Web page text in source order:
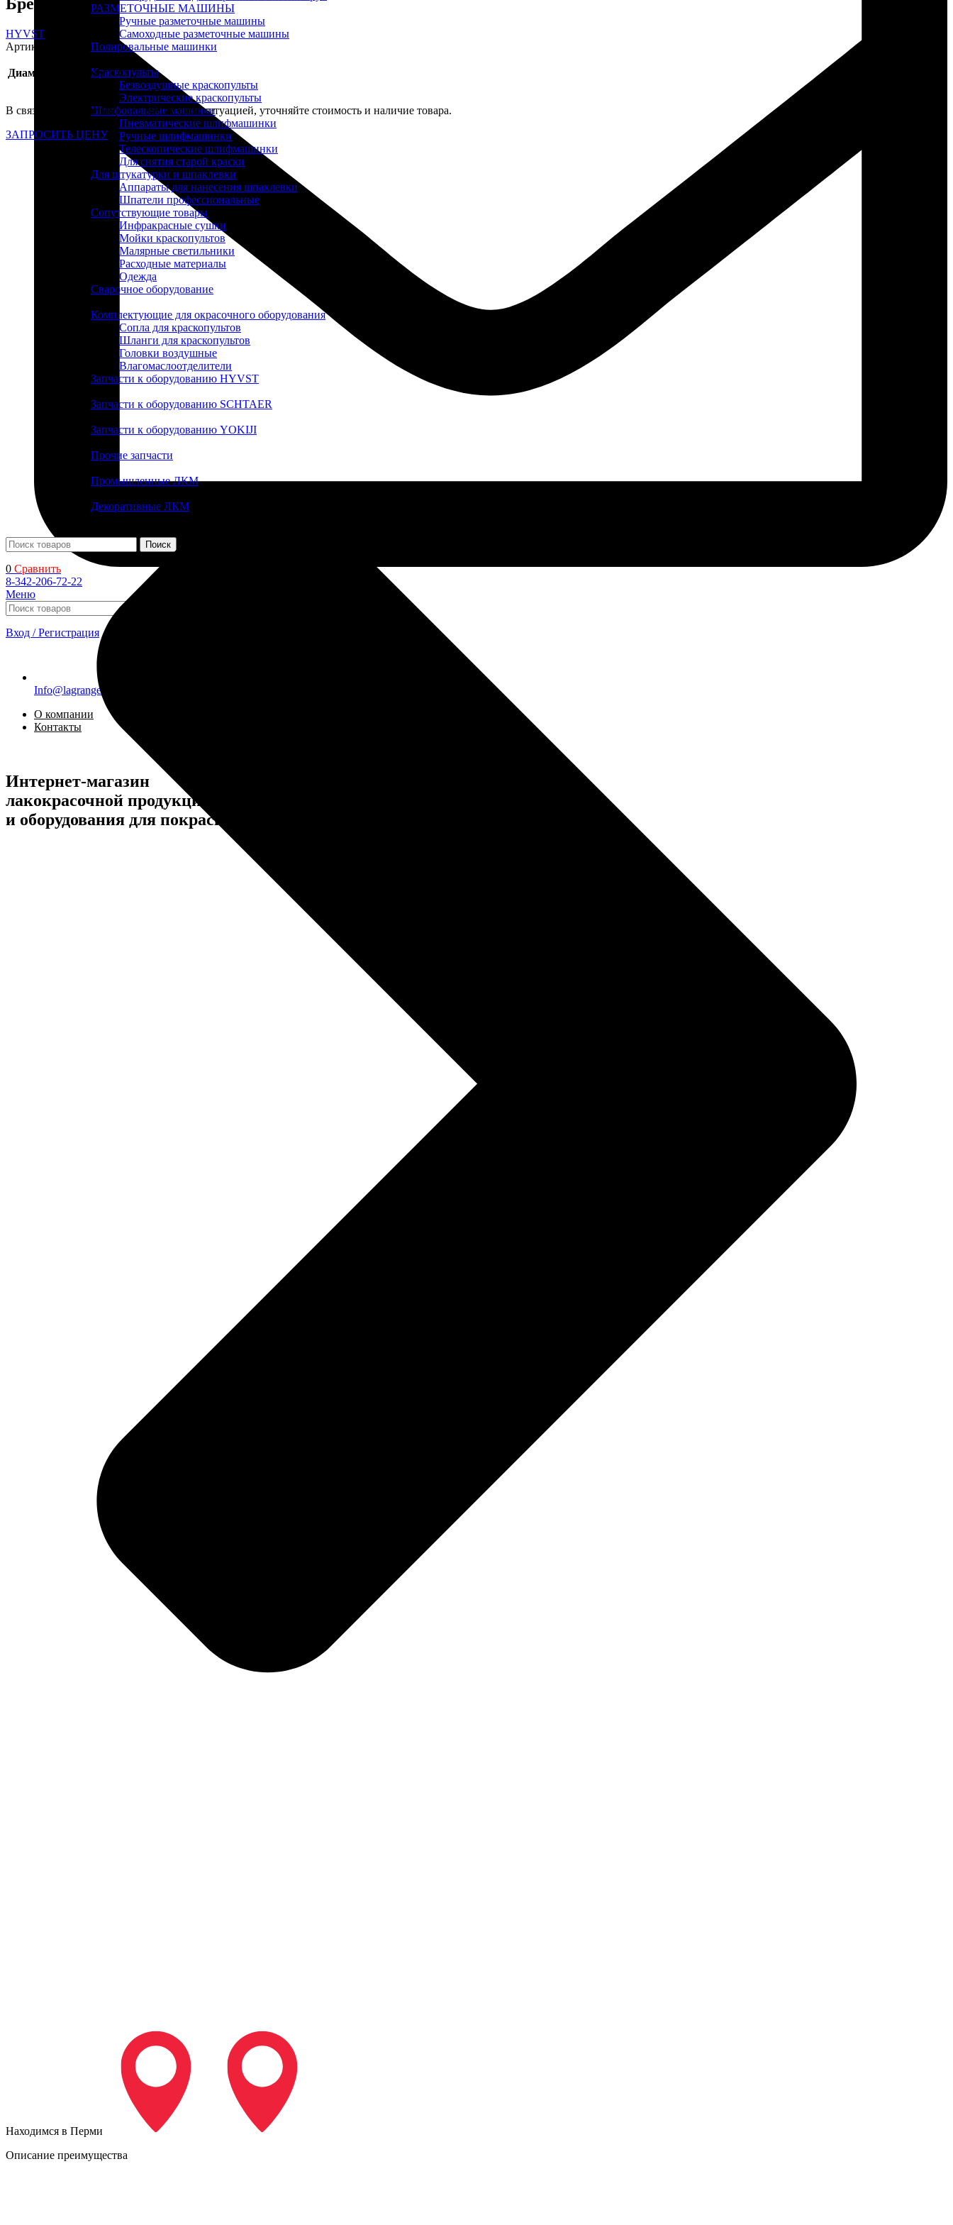
Info@lagrange.global
О компании
Контакты
Интернет-магазин
лакокрасочной продукции
и оборудования для покраски
РАЗМЕТОЧНЫЕ МАШИНЫ
Ручные разметочные машины
Самоходные разметочные машины
Полировальные машинки
Краскопульты
Безвоздушные краскопульты
Электрические краскопульты
Шлифовальные машинки
Пневматические шлифмашинки
Ручные шлифмашинки
Телескопические шлифмашинки
Для снятия старой краски
Для штукатурки и шпаклевки
Аппараты для нанесения шпаклевки
Шпатели профессиональные
Сопутствующие товары
Инфракрасные сушки
Мойки краскопультов
Малярные светильники
Расходные материалы
Одежда
Сварочное оборудование
Комплектующие для окрасочного оборудования
Сопла для краскопультов
Шланги для краскопультов
Головки воздушные
Влагомаслоотделители
Запчасти к оборудованию HYVST
Запчасти к оборудованию SCHTAER
Запчасти к оборудованию YOKIJI
Прочие запчасти
Промышленные ЛКМ
Декоративные ЛКМ
Поиск
0 Сравнить
8-342-206-72-22
Меню
Вход / Регистрация
HYVST
Артикул:
Диаметр сопла, мм 0.43
В связи, с нестабильной экономической ситуацией, уточняйте стоимость и наличие товара.
ЗАПРОСИТЬ ЦЕНУ
Находимся в Перми
Описание преимущества